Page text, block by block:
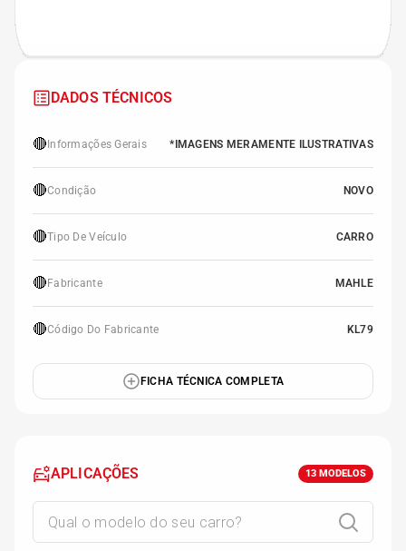
DADOS TÉCNICOS
🔴 Informações Gerais *IMAGENS MERAMENTE ILUSTRATIVAS
🔴Condição NOVO
🔴Tipo De Veículo CARRO
🔴 Fabricante MAHLE
🔴Código Do Fabricante KL79
FICHA TÉCNICA COMPLETA
APLICAÇÕES 13 MODELOS